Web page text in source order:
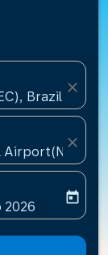
Brazil
close
close
return-date-
2026
today